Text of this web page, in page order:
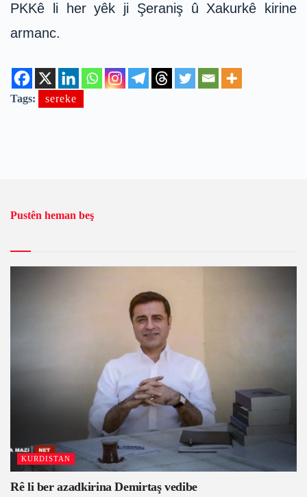
PKKê li her yêk ji Şeraniş û Xakurkê kirine
armanc.
Tags: sereke
Pustên heman beş
KURDISTAN
Rê li ber azadkirina Demirtaş vedibe